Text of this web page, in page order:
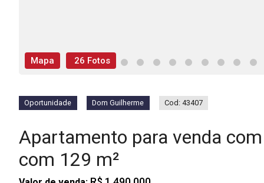
Mapa 26 Fotos
Oportunidade Dom Guilherme Cod: 43407
Apartamento para venda
com 129 m²